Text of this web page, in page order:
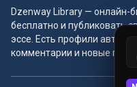
Dzenway Library — онлайн-
бесплатно и публиковать
эссе. Есть профили
комментарии и новые